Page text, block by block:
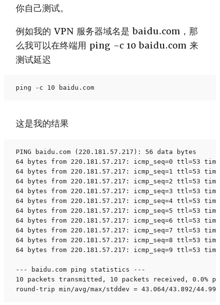
你自己测试。
例如我的 VPN 服务器域名是 baidu.com，那
么我可以在终端用 ping -c 10 baidu.com 来
测试延迟
ping -c 10 baidu.com
这是我的结果
PING baidu.com (220.181.57.217): 56 data bytes
64 bytes from 220.181.57.217: icmp_seq=0 ttl=53
64 bytes from 220.181.57.217: icmp_seq=1 ttl=53
64 bytes from 220.181.57.217: icmp_seq=2 ttl=53
64 bytes from 220.181.57.217: icmp_seq=3 ttl=53
64 bytes from 220.181.57.217: icmp_seq=4 ttl=53
64 bytes from 220.181.57.217: icmp_seq=5 ttl=53
64 bytes from 220.181.57.217: icmp_seq=6 ttl=53
64 bytes from 220.181.57.217: icmp_seq=7 ttl=53
64 bytes from 220.181.57.217: icmp_seq=8 ttl=53
64 bytes from 220.181.57.217: icmp_seq=9 ttl=53
--- baidu.com ping statistics ---
10 packets transmitted, 10 packets received, 0.0%
round-trip min/avg/max/stddev = 43.064/43.892/